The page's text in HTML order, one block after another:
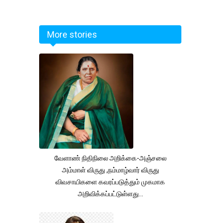
More stories
வேளாண் நிதிநிலை அறிக்கை-அஞ்சலை
அம்மாள் விருது ,நம்மாழ்வார் விருது
விவசாயிகளை கவரப்படுத்தும் முகமாக
அறிவிக்கப்பட்டுள்ளது...